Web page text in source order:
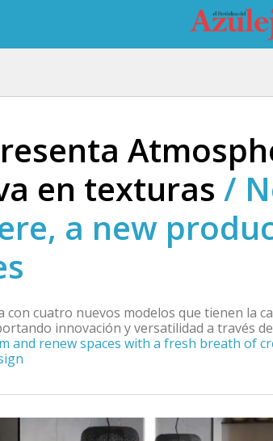
en texturas /
a new
con cuatro nuevos modelos que tienen la
innovación y versatilidad a través
and renew spaces with a fresh breath of